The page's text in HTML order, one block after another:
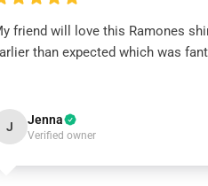
friend will love this Ramones
than expected which was
J Jenna
Verified owner